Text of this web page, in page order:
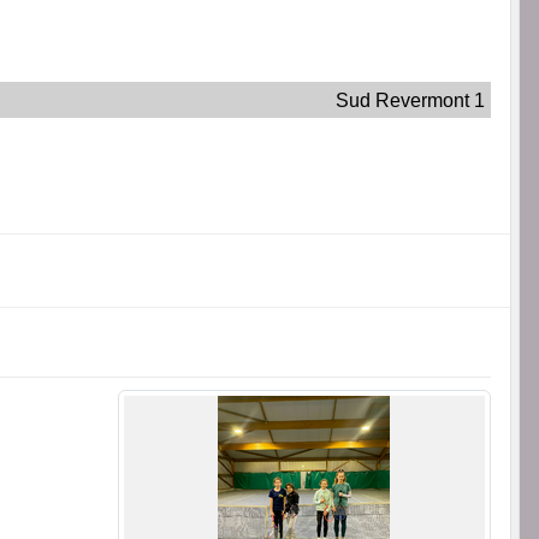
Sud Revermont 1